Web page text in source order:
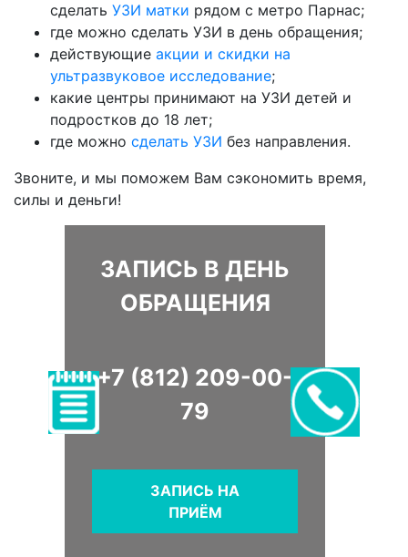
сделать УЗИ матки рядом с метро Парнас;
где можно сделать УЗИ в день обращения;
действующие акции и скидки на
ультразвуковое исследование;
какие центры принимают на УЗИ детей и
подростков до 18 лет;
где можно сделать УЗИ без направления.
Звоните, и мы поможем Вам сэкономить время,
силы и деньги!
ЗАПИСЬ В ДЕНЬ
ОБРАЩЕНИЯ
+7 (812) 209-00-
79
ЗАПИСЬ НА
ПРИЁМ